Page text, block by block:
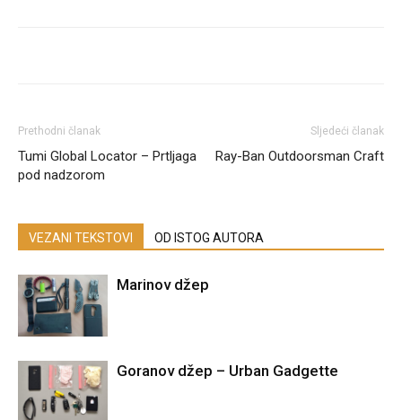
Prethodni članak
Tumi Global Locator – Prtljaga
pod nadzorom
Sljedeći članak
Ray-Ban Outdoorsman Craft
VEZANI TEKSTOVI OD ISTOG AUTORA
Marinov džep
Goranov džep – Urban Gadgette